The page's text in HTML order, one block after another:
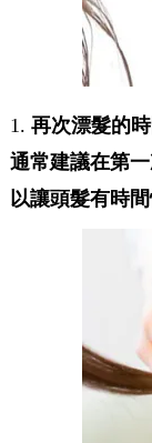
1. 再次漂髮的
通常建議在第
以讓頭髮有時